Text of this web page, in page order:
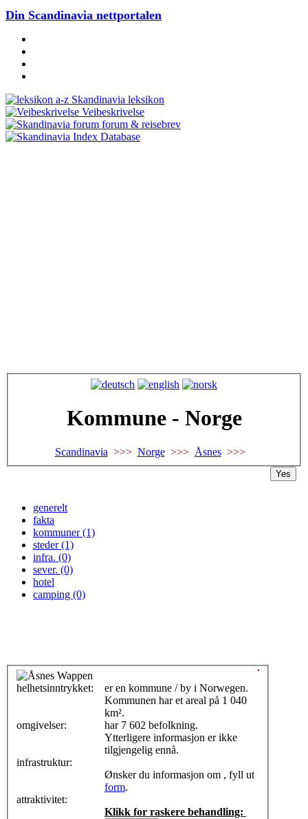
Din Scandinavia nettportalen
Skandinavia leksikon
Veibeskrivelse
forum & reisebrev
Database
Kommune - Norge
Scandinavia >>> Norge>>> Åsnes
generelt
fakta
kommuner (1)
steder (1)
infra. (0)
sever. (0)
hotel
camping (0)
helhetsinntrykket:
omgivelser:
infrastruktur:
attraktivitet:
er en kommune / by i Norwegen.
Kommunen har et areal på 1 040
km².
har 7 602 befolkning.
Ytterligere informasjon er ikke
tilgjengelig ennå.
Ønsker du informasjon om , fyll ut
form.
Klikk for raskere behandling:
Yes